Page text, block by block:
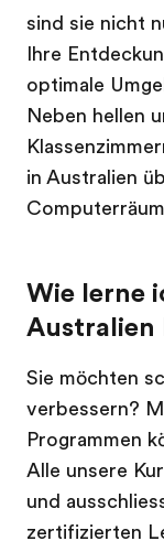
sind sie nicht
Ihre
optimale
Neben hellen
in Australien
Wie lerne
Australien
Sie möchten
verbessern?
Programmen
Alle unsere
und
zertifizierten